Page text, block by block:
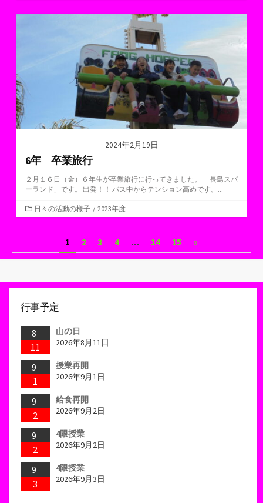
ゴ
2024年2月19日
6年 卒業旅行
２月１６日（金）６年生が卒業旅行に行ってきました。 「長島スパ
ーランド」です。 出発！！ バス中からテンション高めです。...
カ
テ
ー
日々の活動の様子 / 2023年度
稿
ナ
ビ
ゲ
ー
シ
ョ
ン
1 2 3 4 … 14 15 »
行事予定
8
11
山の日
2026年8月11日
9
1
授業再開
2026年9月1日
9
2
給食再開
2026年9月2日
9
2
4限授業
2026年9月2日
9
3
4限授業
2026年9月3日